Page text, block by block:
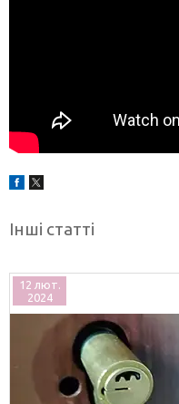
Інші статті
12 лют.
2024